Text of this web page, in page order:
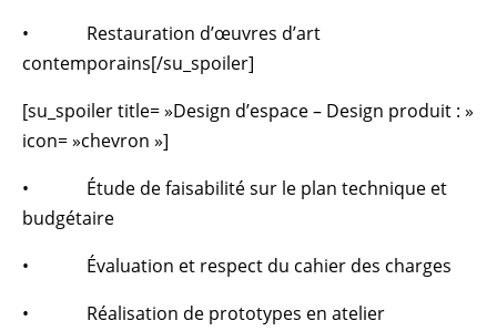
• Restauration d’œuvres d’art
contemporains[/su_spoiler]
[su_spoiler title= »Design d’espace – Design produit : »
icon= »chevron »]
• Étude de faisabilité sur le plan technique et
budgétaire
• Évaluation et respect du cahier des charges
• Réalisation de prototypes en atelier